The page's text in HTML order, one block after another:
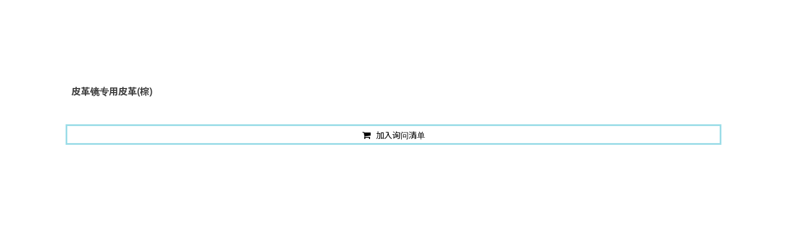
皮革镜专用皮革(棕)
加入询问清单